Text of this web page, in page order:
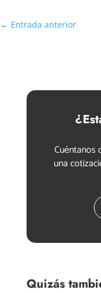
← Entrada anterior
Cuéntanos
una
Quizás